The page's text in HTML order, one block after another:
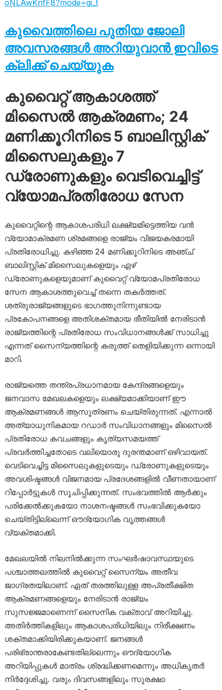
oNLAwKnfF8?mode=gi_t
കുവൈത്തിലെ പുതിയ ജോലി
അവസരങ്ങൾ അറിയുവാൻ ഇവിടെ
ക്ലിക്ക് ചെയ്യുക
കുവൈറ്റ് ആകാശത്ത്
മിസൈൽ ആക്രമണം; 24
മണിക്കൂറിനിടെ 5 ബാലിസ്റ്റിക്
മിസൈലുകളും 7
ഡ്രോണുകളും വെടിവെച്ചിട്ട്
വ്യോമപ്രതിരോധ സേന
കുവൈറ്റിന്റെ ആകാശപരിധി ലക്ഷ്യമിട്ടെത്തിയ വൻ
വ്യോമാക്രമണ ശ്രമങ്ങളെ രാജ്യം വിജയകരമായി
പ്രതിരോധിച്ചു. കഴിഞ്ഞ 24 മണിക്കൂറിനിടെ അഞ്ച്
ബാലിസ്റ്റിക് മിസൈലുകളെയും ഏഴ്
ഡ്രോണുകളെയുമാണ് കുവൈറ്റ് വ്യോമപ്രതിരോധ
സേന ആകാശത്തുവെച്ച് തന്നെ തകർത്തത്.
ശത്രുരാജ്യങ്ങളുടെ ഭാഗത്തുനിന്നുണ്ടായ
പ്രകോപനങ്ങളെ അതിശക്തമായ രീതിയിൽ നേരിടാൻ
രാജ്യത്തിന്റെ പ്രതിരോധ സംവിധാനങ്ങൾക്ക് സാധിച്ചു
എന്നത് സൈന്യത്തിന്റെ കരുത്ത് തെളിയിക്കുന്ന ഒന്നായി
മാറി.
രാജ്യത്തെ തന്ത്രപ്രധാനമായ കേന്ദ്രങ്ങളെയും
ജനവാസ മേഖലകളെയും ലക്ഷ്യമാക്കിയാണ് ഈ
ആക്രമണങ്ങൾ ആസൂത്രണം ചെയ്തിരുന്നത്. എന്നാൽ
അത്യാധുനികമായ റഡാർ സംവിധാനങ്ങളും മിസൈൽ
പ്രതിരോധ കവചങ്ങളും കൃത്യസമയത്ത്
പ്രവർത്തിച്ചതോടെ വലിയൊരു ദുരന്തമാണ് ഒഴിവായത്.
വെടിവെച്ചിട്ട മിസൈലുകളുടെയും ഡ്രോണുകളുടെയും
അവശിഷ്ടങ്ങൾ വിജനമായ പ്രദേശങ്ങളിൽ വീണതായാണ്
റിപ്പോർട്ടുകൾ സൂചിപ്പിക്കുന്നത്. സംഭവത്തിൽ ആർക്കും
പരിക്കേൽക്കുകയോ നാശനഷ്ടങ്ങൾ സംഭവിക്കുകയോ
ചെയ്തിട്ടില്ലെന്ന് ഔദ്യോഗിക വൃത്തങ്ങൾ
വ്യക്തമാക്കി.
മേഖലയിൽ നിലനിൽക്കുന്ന സംഘർഷാവസ്ഥയുടെ
പശ്ചാത്തലത്തിൽ കുവൈറ്റ് സൈന്യം അതീവ
ജാഗ്രതയിലാണ്. ഏത് തരത്തിലുള്ള അപ്രതീക്ഷിത
ആക്രമണങ്ങളെയും നേരിടാൻ രാജ്യം
സുസജ്ജമാണെന്ന് സൈനിക വക്താവ് അറിയിച്ചു.
അതിർത്തികളിലും ആകാശപരിധിയിലും നിരീക്ഷണം
ശക്തമാക്കിയിരിക്കുകയാണ്. ജനങ്ങൾ
പരിഭ്രാന്തരാകേണ്ടതില്ലെന്നും ഔദ്യോഗിക
അറിയിപ്പുകൾ മാത്രം ശ്രദ്ധിക്കണമെന്നും അധികൃതർ
നിർദ്ദേശിച്ചു. വരും ദിവസങ്ങളിലും സുരക്ഷാ